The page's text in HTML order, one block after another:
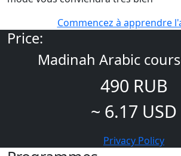
Commencez à apprendre
Price:
Madinah Arabic
490 RUB
~ 6.17 USD
Privacy Policy